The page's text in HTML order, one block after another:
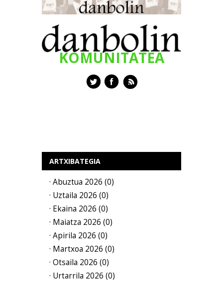
KOMUNITATEA
ARTXIBATEGIA
· Abuztua 2026 (0)
· Uztaila 2026 (0)
· Ekaina 2026 (0)
· Maiatza 2026 (0)
· Apirila 2026 (0)
· Martxoa 2026 (0)
· Otsaila 2026 (0)
· Urtarrila 2026 (0)